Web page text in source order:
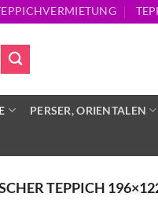
PERSER, ORIENTALEN
TEPPICH